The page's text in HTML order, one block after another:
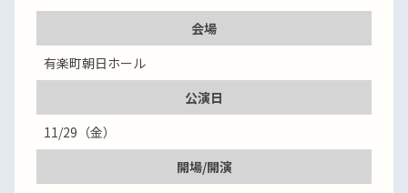
会場
有楽町朝日ホール
公演日
11/29（金）
開場/開演